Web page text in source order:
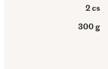
2 cs
300 g